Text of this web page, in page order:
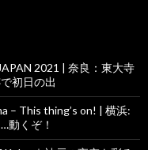
2021 | 奈良：東大寺
初日の出
– This thing’s on! | 横浜:
動くぞ！